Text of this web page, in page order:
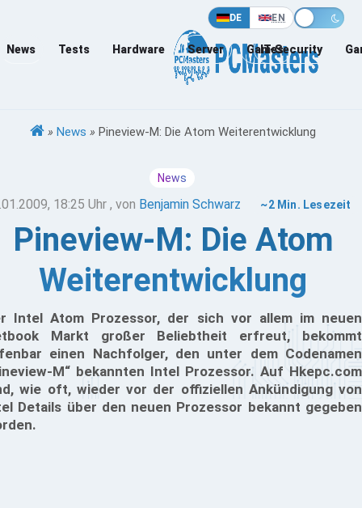
DE EN
News Tests Hardware Server Games
IT-Security
» News » Pineview-M: Die Atom Weiterentwicklung
News
18:25 Uhr , von Benjamin Schwarz ~2 Min. Lesezeit
Pineview-M: Die Atom
Weiterentwicklung
Intel Atom Prozessor, der sich vor allem im neuen
Markt großer Beliebtheit erfreut, bekommt
einen Nachfolger, den unter dem Codenamen
M“ bekannten Intel Prozessor. Auf Hkepc.com
wie oft, wieder vor der offiziellen Ankündigung von
Details über den neuen Prozessor bekannt gegeben